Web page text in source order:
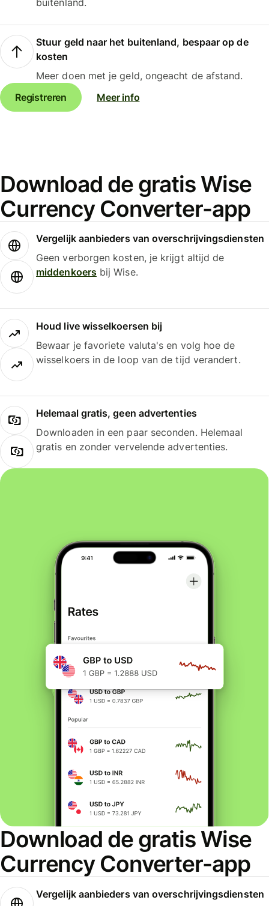
buitenland.
Stuur geld naar het buitenland, bespaar op de
kosten
Meer doen met je geld, ongeacht de afstand.
Registreren
Meer info
Download de gratis Wise
Currency Converter-app
Vergelijk aanbieders van overschrijvingsdiensten
Geen verborgen kosten, je krijgt altijd de
middenkoersbij Wise.
Houd live wisselkoersen bij
Bewaar je favoriete valuta's en volg hoe de
wisselkoers in de loop van de tijd verandert.
Helemaal gratis, geen advertenties
Downloaden in een paar seconden. Helemaal
gratis en zonder vervelende advertenties.
Download de gratis Wise
Currency Converter-app
Vergelijk aanbieders van overschrijvingsdiensten